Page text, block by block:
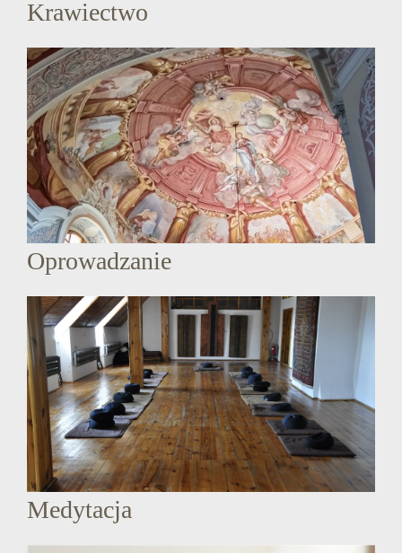
Krawiectwo
Oprowadzanie
Medytacja